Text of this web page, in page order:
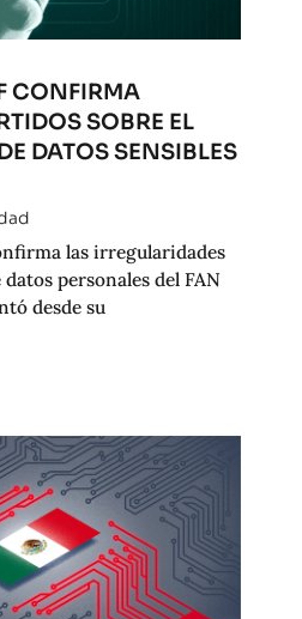
CONFIRMA
SOBRE EL
DATOS SENSIBLES
las irregularidades
personales del FAN
desde su